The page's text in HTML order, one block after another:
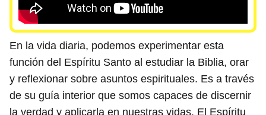
En la vida diaria, podemos experimentar esta
función del Espíritu Santo al estudiar la Biblia, orar
y reflexionar sobre asuntos espirituales. Es a través
de su guía interior que somos capaces de discernir
la verdad y aplicarla en nuestras vidas. El Espíritu